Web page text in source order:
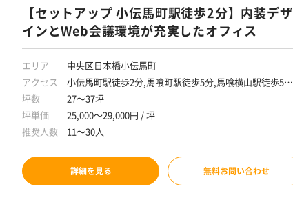
【セットアップ 小伝馬町駅徒歩2分】内装デザ
インとWeb会議環境が充実したオフィス
エリア
中央区日本橋小伝馬町
アクセス
小伝馬町駅徒歩2分,馬喰町駅徒歩5分,馬喰横山駅徒歩5分,
新日本橋駅徒歩7分,岩本町駅徒歩7分
坪数
27～37坪
坪単価
25,000～29,000円 / 坪
推奨人数
11～30人
詳細を見る 無料お問い合わせ